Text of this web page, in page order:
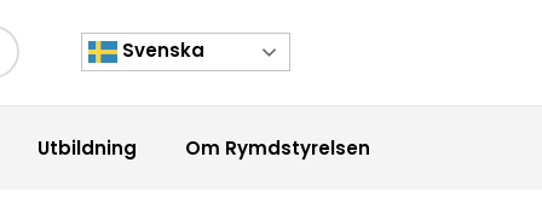
Svenska
Utbildning Om Rymdstyrelsen